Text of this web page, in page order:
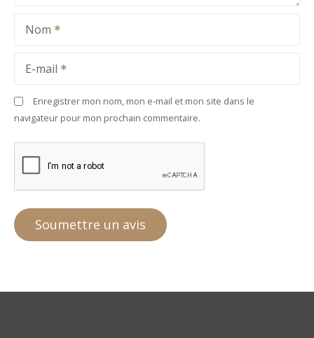
Nom
E-mail
Enregistrer mon nom, mon e-mail et mon site dans le
navigateur pour mon prochain commentaire.